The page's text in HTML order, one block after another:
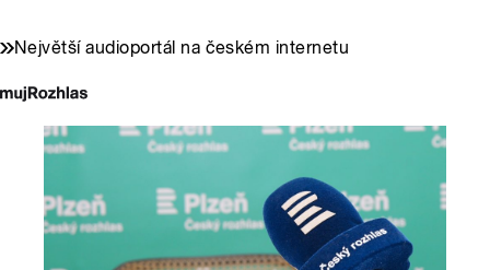
Největší audioportál na českém internetu